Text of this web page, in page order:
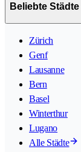
Beliebte Städte
Zürich
Genf
Lausanne
Bern
Basel
Winterthur
Lugano
Alle Städte